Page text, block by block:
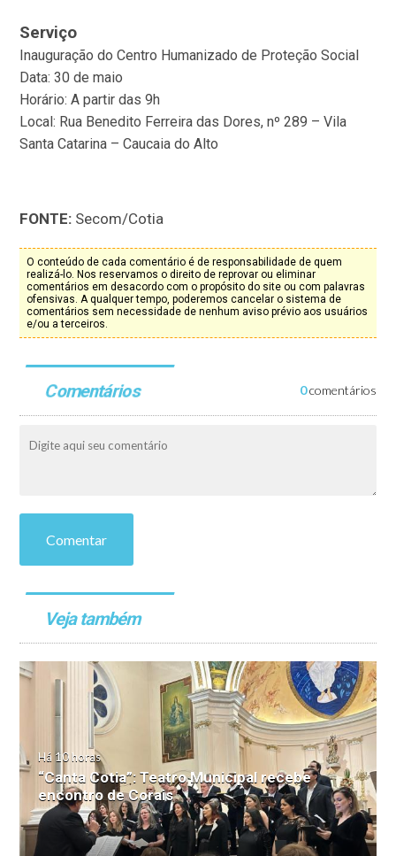
Serviço
Inauguração do Centro Humanizado de Proteção Social
Data: 30 de maio
Horário: A partir das 9h
Local: Rua Benedito Ferreira das Dores, nº 289 – Vila
Santa Catarina – Caucaia do Alto
FONTE: Secom/Cotia
O conteúdo de cada comentário é de responsabilidade de quem
realizá-lo. Nos reservamos o direito de reprovar ou eliminar
comentários em desacordo com o propósito do site ou com palavras
ofensivas. A qualquer tempo, poderemos cancelar o sistema de
comentários sem necessidade de nenhum aviso prévio aos usuários
e/ou a terceiros.
Comentários 0comentários
Comentar
Veja também
Há 10 horas
“Canta Cotia”: Teatro Municipal recebe
encontro de Corais